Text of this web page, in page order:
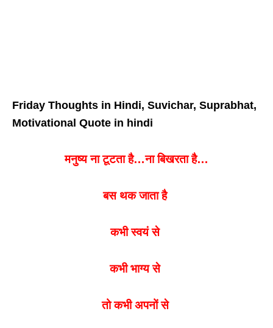
Friday Thoughts in Hindi, Suvichar, Suprabhat,
Motivational Quote in hindi
मनुष्य ना टूटता है…नाबिखरता है…
बस थक जाता है
कभी स्वयं से
कभी भाग्य से
तो कभी अपनों से